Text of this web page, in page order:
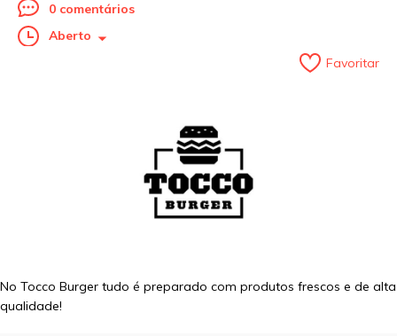
0 comentários
Aberto
Favoritar
No Tocco Burger tudo é preparado com produtos frescos e de alta
qualidade!